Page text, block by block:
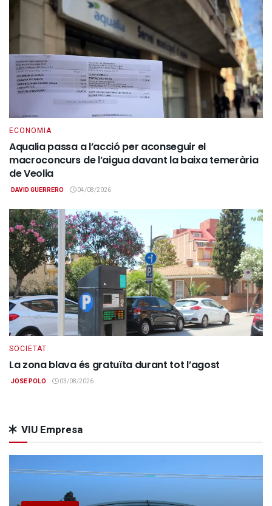
ECONOMIA
Aqualia passa a l’acció per aconseguir el
macroconcurs de l’aigua davant la baixa temerària
de Veolia
DAVID GUERRERO 04/08/2026
SOCIETAT
La zona blava és gratuïta durant tot l’agost
JOSE POLO 03/08/2026
VIU Empresa